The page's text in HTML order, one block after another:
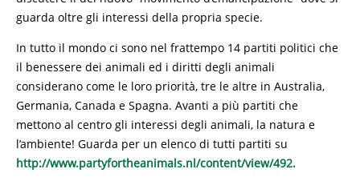
guarda oltre gli interessi della propria specie.
In tutto il mondo ci sono nel frattempo 14 partiti politici che
il benessere dei animali ed i diritti degli animali
considerano come le loro priorità, tre le altre in Australia,
Germania, Canada e Spagna. Avanti a più partiti che
mettono al centro gli interessi degli animali, la natura e
l’ambiente! Guarda per un elenco di tutti partiti su
http://www.partyfortheanimals.nl/content/view/492.